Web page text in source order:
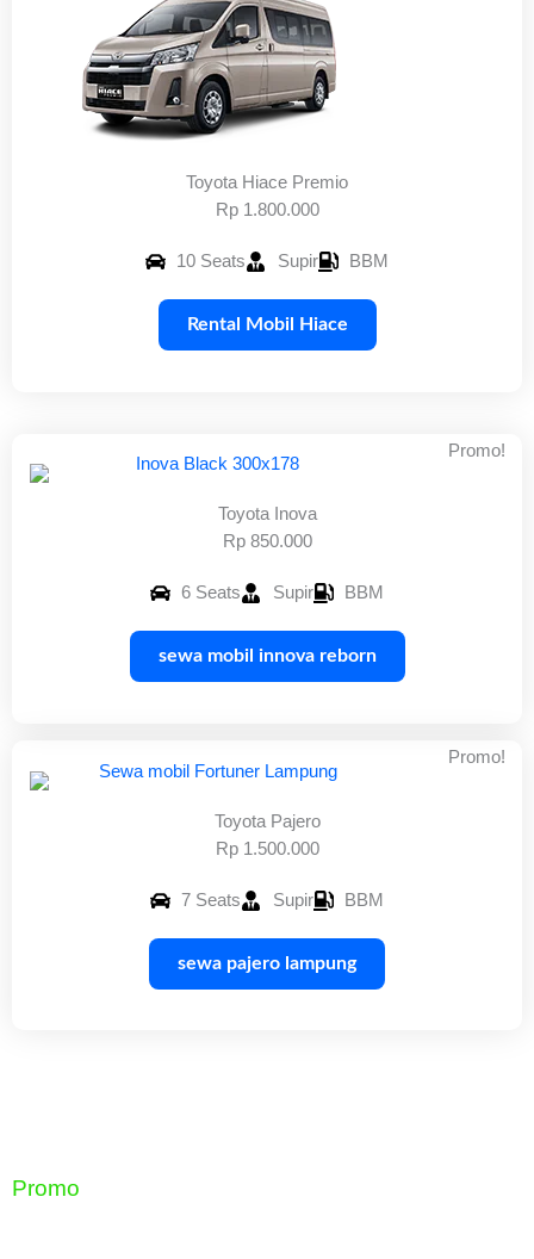
Toyota Hiace Premio
Rp 1.800.000
10 Seats Supir BBM
Rental Mobil Hiace
Toyota Inova
Rp 850.000
6 Seats Supir BBM
sewa mobil innova reborn
Promo!
Toyota Pajero
Rp 1.500.000
7 Seats Supir BBM
sewa pajero lampung
Promo!
Promo